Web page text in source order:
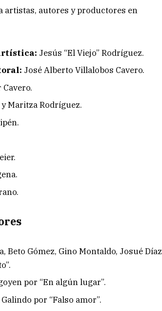
artistas, autores y productores en
Jesús “El Viejo” Rodríguez.
José Alberto Villalobos Cavero.
Cavero.
Maritza Rodríguez.
Beto Gómez, Gino Montaldo, Josué Díaz
por “En algún lugar”.
por “Falso amor”.